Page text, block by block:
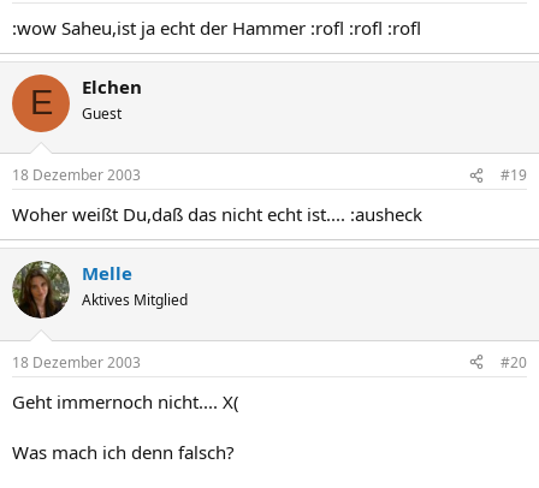
:wow Saheu,ist ja echt der Hammer :rofl :rofl :rofl
E Elchen
Guest
18 Dezember 2003 #19
Woher weißt Du,daß das nicht echt ist.... :ausheck
Melle
Aktives Mitglied
18 Dezember 2003 #20
Geht immernoch nicht.... X(
Was mach ich denn falsch?